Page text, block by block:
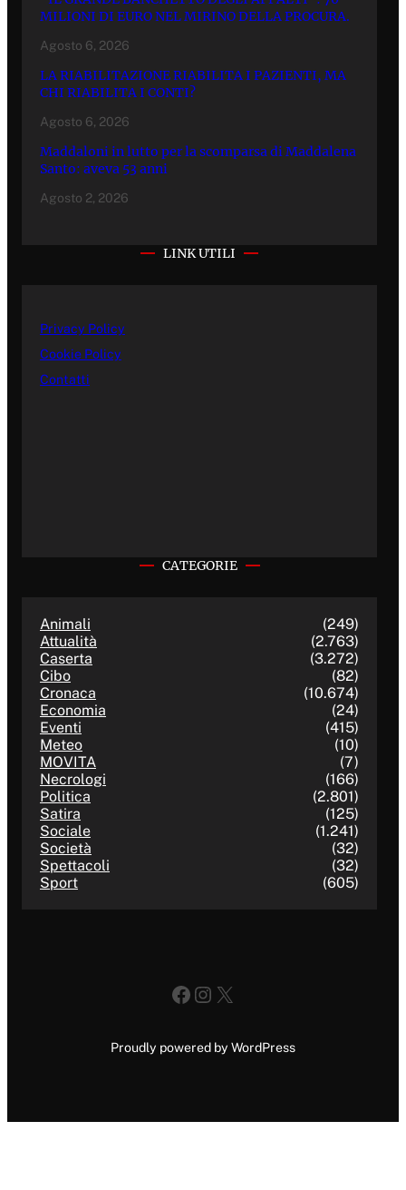
MILIONI DI EURO NEL MIRINO DELLA PROCURA.
Agosto 6, 2026
LA RIABILITAZIONE RIABILITA I PAZIENTI, MA
CHI RIABILITA I CONTI?
Agosto 6, 2026
Maddaloni in lutto per la scomparsa di Maddalena
Santo: aveva 53 anni
Agosto 2, 2026
LINK UTILI
Privacy Policy
Cookie Policy
Contatti
CATEGORIE
Animali
(249)
Attualità
(2.763)
Caserta
(3.272)
Cibo
(82)
Cronaca
(10.674)
Economia
(24)
Eventi
(415)
Meteo
(10)
MOVITA
(7)
Necrologi
(166)
Politica
(2.801)
Satira
(125)
Sociale
(1.241)
Società
(32)
Spettacoli
(32)
Sport
(605)
Facebook
Instagram
X
Proudly powered by WordPress